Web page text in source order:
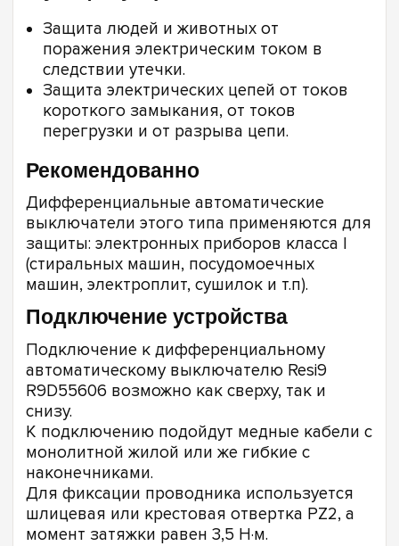
Защита людей и животных от
поражения электрическим током в
следствии утечки.
Защита электрических цепей от токов
короткого замыкания, от токов
перегрузки и от разрыва цепи.
Рекомендованно
Дифференциальные автоматические
выключатели этого типа применяются для
защиты: электронных приборов класса I
(стиральных машин, посудомоечных
машин, электроплит, сушилок и т.п).
Подключение устройства
Подключение к дифференциальному
автоматическому выключателю Resi9
R9D55606 возможно как сверху, так и
снизу.
К подключению подойдут медные кабели с
монолитной жилой или же гибкие с
наконечниками.
Для фиксации проводника используется
шлицевая или крестовая отвертка PZ2, а
момент затяжки равен 3,5 Н·м.